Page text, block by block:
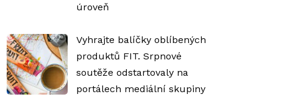
úroveň
Vyhrajte balíčky oblíbených
produktů FIT. Srpnové
soutěže odstartovaly na
portálech mediální skupiny